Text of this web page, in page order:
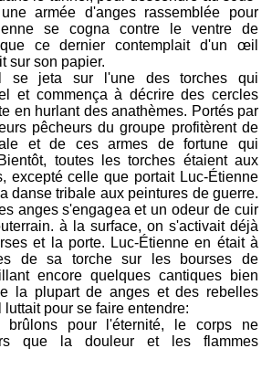
armée d'anges rassemblée pour
se cogna contre le ventre de
ce dernier contemplait d'un œil
sur son papier.
se jeta sur l'une des torches qui
et commença à décrire des cercles
en hurlant des anathèmes. Portés par
pêcheurs du groupe profitèrent de
et de ces armes de fortune qui
toutes les torches étaient aux
excepté celle que portait Luc-Étienne
danse tribale aux peintures de guerre.
anges s'engagea et un odeur de cuir
à la surface, on s'activait déjà
et la porte. Luc-Étienne en était à
de sa torche sur les bourses de
encore quelques cantiques bien
la plupart de anges et des rebelles
pour se faire entendre:
brûlons pour l'éternité, le corps ne
que la douleur et les flammes